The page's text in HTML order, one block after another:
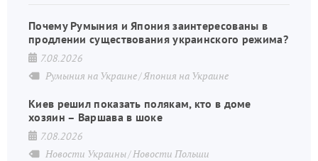
Почему Румыния и Япония заинтересованы в
продлении существования украинского режима?
7.08.2026
Румыния на Украине Япония на Украине
Киев решил показать полякам, кто в доме
хозяин – Варшава в шоке
7.08.2026
Новости Украины Новости Польши